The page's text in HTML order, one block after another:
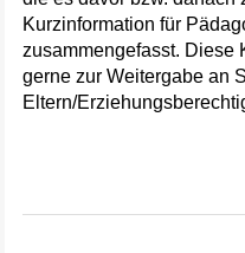
Kurzinformation für
zusammengefasst. Diese
gerne zur Weitergabe an
Eltern/